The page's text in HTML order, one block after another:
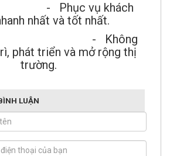
vụ khách
nhất và tốt nhất.
phát triển và mở rộng thị
trường.
LUẬN